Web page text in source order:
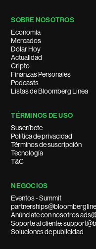
SOBRE NOSOTROS
Economía
Mercados
Dólar Hoy
Actualidad
Cripto
Finanzas Personales
Podcasts
Listas de Bloomberg Línea
TÉRMINOS DE USO
Suscríbete
Política de privacidad
Términos de suscripción
Tecnología
T&C
NEGOCIOS
Eventos - Summit
Anúnciate con nosotros
Soporte al cliente:
Soluciones de publicidad